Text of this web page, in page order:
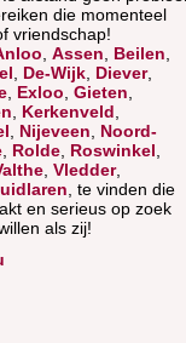
die momenteel
vriendschap!
Assen Beilen
De-Wijk Diever,
Exloo Gieten
Kerkenveld
Nijeveen
Noord-
Rolde Roswinkel
Vledder,
, te vinden die
en serieus op zoek
als zij!